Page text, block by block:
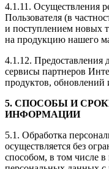
4.1.11. Осуществления
Пользователя (в
и поступлением новых
на продукцию нашего
4.1.12. Предоставления
сервисы партнеров
продуктов, обновлений
5. СПОСОБЫ И
ИНФОРМАЦИИ
5.1. Обработка
осуществляется без
способом, в том числе